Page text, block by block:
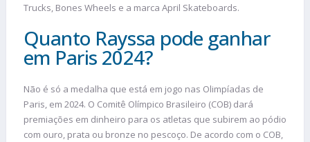
Trucks, Bones Wheels e a marca April Skateboards.
Quanto Rayssa pode ganhar
em Paris 2024?
Não é só a medalha que está em jogo nas Olimpíadas de
Paris, em 2024. O Comitê Olímpico Brasileiro (COB) dará
premiações em dinheiro para os atletas que subirem ao pódio
com ouro, prata ou bronze no pescoço. De acordo com o COB,